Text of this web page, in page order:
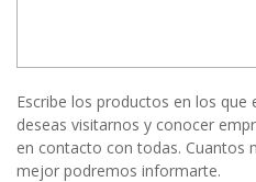
Escribe los productos en los que
deseas visitarnos y conocer
en contacto con todas. Cuantos
mejor podremos informarte.